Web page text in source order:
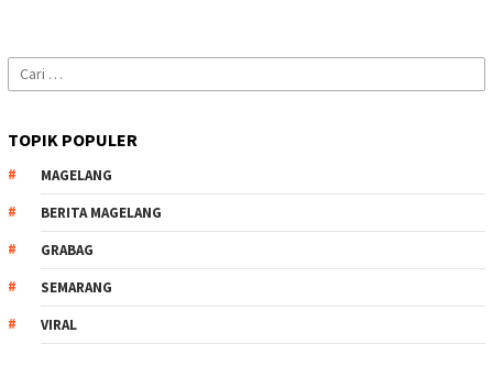
Cari
untuk:
TOPIK POPULER
MAGELANG
BERITA MAGELANG
GRABAG
SEMARANG
VIRAL